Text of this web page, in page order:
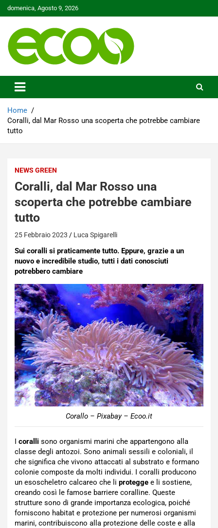
Skip
to
domenica, Agosto 9, 2026
Ecoo.it
Home
Coralli, dal Mar Rosso una scoperta che potrebbe cambiare
tutto
NEWS GREEN
Coralli, dal Mar Rosso una
scoperta che potrebbe cambiare
tutto
25 Febbraio 2023 Luca Spigarelli
Sui coralli si praticamente tutto. Eppure, grazie a un
nuovo e incredibile studio, tutti i dati conosciuti
potrebbero cambiare
Corallo – Pixabay – Ecoo.it
I coralli sono organismi marini che appartengono alla
classe degli antozoi. Sono animali sessili e coloniali, il
che significa che vivono attaccati al substrato e formano
colonie composte da molti individui. I coralli producono
un esoscheletro calcareo che li protegge e li sostiene,
creando così le famose barriere coralline. Queste
strutture sono di grande importanza ecologica, poiché
forniscono habitat e protezione per numerosi organismi
marini, contribuiscono alla protezione delle coste e alla